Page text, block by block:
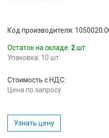
поддержка
Код производителя:
Остаток на складе: 2шт.
Упаковка: 10 шт.
Стоимость с НДС:
Цена по запросу
Узнать цену